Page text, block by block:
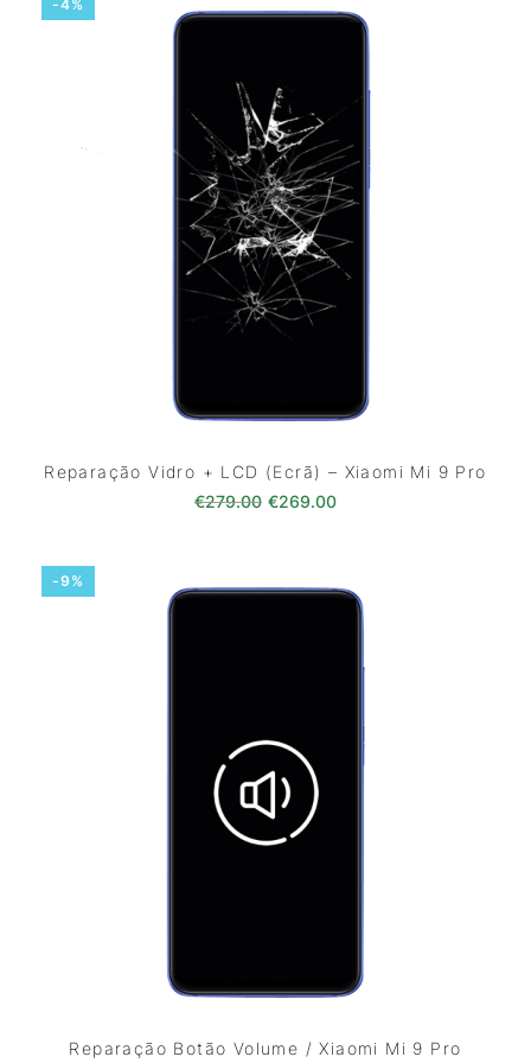
-4%
Reparação Vidro + LCD (Ecrã) – Xiaomi Mi 9 Pro
€279.00 O preço original era:
€269.00O preço atual é:
-9%
Reparação Botão Volume / Xiaomi Mi 9 Pro